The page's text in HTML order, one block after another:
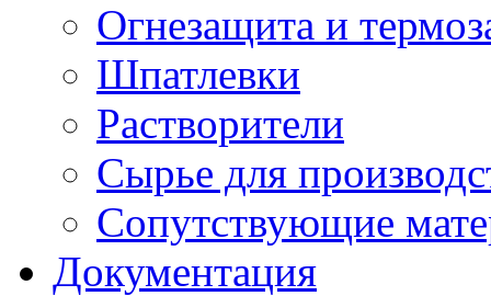
Огнезащита и
Шпатлевки
Растворители
Сырье для
Сопутствующие
Документация